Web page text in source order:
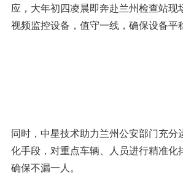
应，大年初四凌晨即奔赴兰州检查站现
视频监控设备，值守一线，确保设备平
同时，中星技术助力兰州公安部门充分
化手段，对重点车辆、人员进行精准化
确保不漏一人。